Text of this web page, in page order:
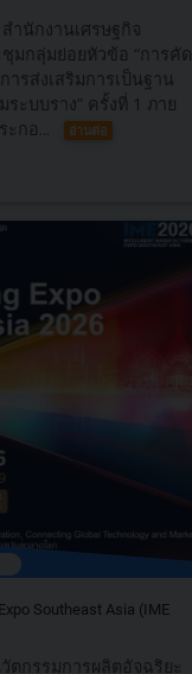
ำนักงานเศรษฐกิจ
มกลุ่มย่อยหัวข้อ “การคัด
ารส่งเสริมการเป็นฐาน
ะบบราง” ครั้งที่ 1 ภาย
ะกอ...
อ่านต่อ
Southeast Asia (IME
ตกรรมการผลิตอัจฉริยะ